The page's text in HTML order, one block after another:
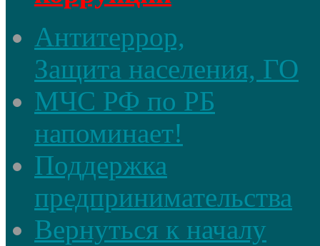
Антитеррор,
Защита населения, ГО
МЧС РФ по РБ
напоминает!
Поддержка
предпринимательства
Вернуться к началу